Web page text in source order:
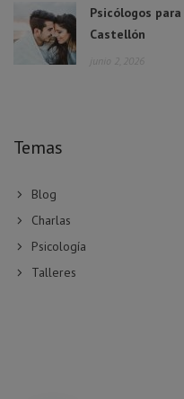
Psicólogos
Castellón
junio 2, 2026
Temas
Blog
Charlas
Psicología
Talleres